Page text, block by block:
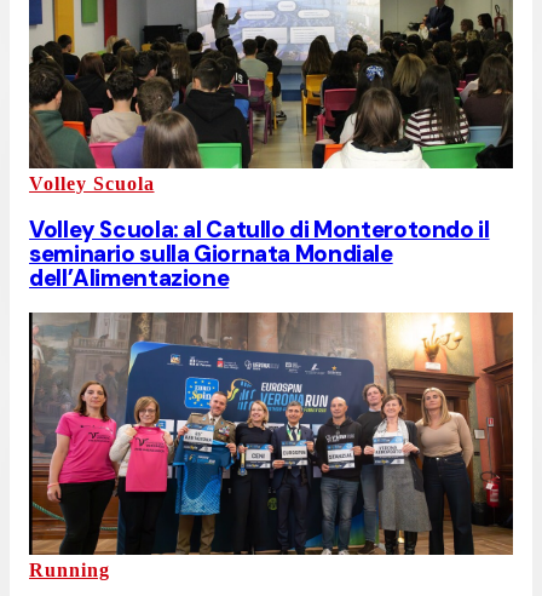
Volley Scuola
Volley Scuola: al Catullo di Monterotondo il
seminario sulla Giornata Mondiale
dell’Alimentazione
Running